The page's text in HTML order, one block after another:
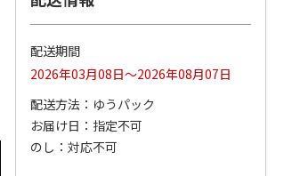
ペット線香 虹のか
なた フルーティフ
ローラルの香り
配送期間
2026年03月08日～2026年08月07日
配送方法
ゆうパック
お届け日
指定不可
のし
対応不可